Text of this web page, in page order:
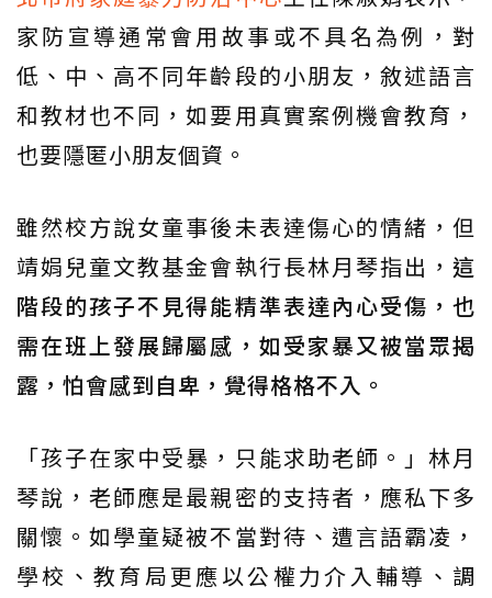
家防宣導通常會用故事或不具名為例，對
低、中、高不同年齡段的小朋友，敘述語言
和教材也不同，如要用真實案例機會教育，
也要隱匿小朋友個資。
雖然校方說女童事後未表達傷心的情緒，但
靖娟兒童文教基金會執行長林月琴指出， 這
階段的孩子不見得能精準表達內心受傷，也
需在班上發展歸屬感，如受家暴又被當眾揭
露，怕會感到自卑，覺得格格不入。
「孩子在家中受暴，只能求助老師。」林月
琴說，老師應是最親密的支持者，應私下多
關懷。如學童疑被不當對待、遭言語霸凌，
學校、教育局更應以公權力介入輔導、調